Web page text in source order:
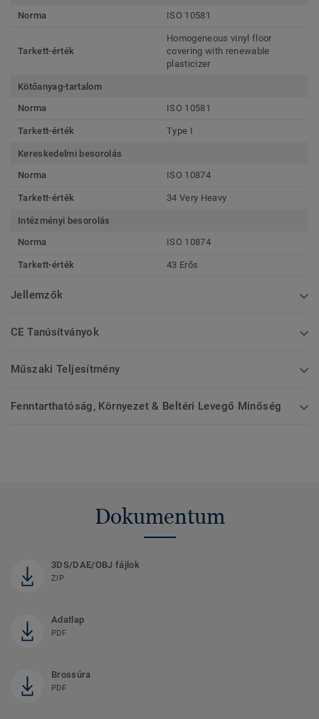
Norma
ISO 10581
Tarkett-érték
Homogeneous vinyl floor
covering with renewable
plasticizer
Kötőanyag-tartalom
Norma
ISO 10581
Tarkett-érték Type I
Kereskedelmi besorolás
Norma
ISO 10874
Tarkett-érték 34 Very Heavy
Intézményi besorolás
Norma
ISO 10874
Tarkett-érték 43 Erős
Jellemzők
CE Tanúsítványok
Műszaki Teljesítmény
Fenntarthatóság, Környezet & Beltéri Levegő Minőség
Dokumentum
3DS/DAE/OBJ fájlok
ZIP
Adatlap
PDF
Brossúra
PDF